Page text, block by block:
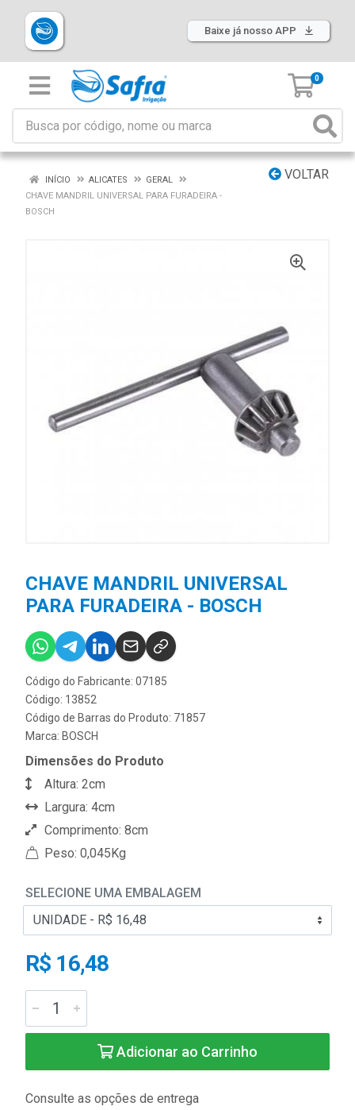
Baixe já nosso APP
0
VOLTAR
INÍCIO ALICATES
GERAL
CHAVE MANDRIL UNIVERSAL PARA FURADEIRA -
BOSCH
CHAVE MANDRIL UNIVERSAL
PARA FURADEIRA - BOSCH
Código do Fabricante: 07185
Código: 13852
Código de Barras do Produto: 71857
Marca: BOSCH
Dimensões do Produto
Altura: 2cm
Largura: 4cm
Comprimento: 8cm
Peso: 0,045Kg
SELECIONE UMA EMBALAGEM
R$ 16,48
Adicionar ao Carrinho
Consulte as opções de entrega